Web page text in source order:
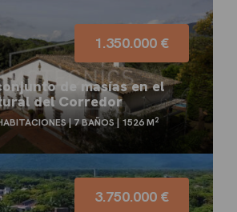
de masías en el
del Corredor
7 BAÑOS 1526 M2
1.350.000 €
3.750.000 €